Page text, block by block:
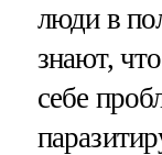
люди в
знают,
себе